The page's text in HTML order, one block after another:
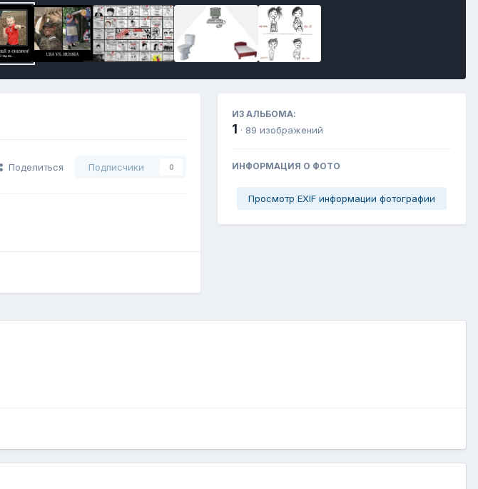
Поделиться Подписчики 0
ИЗ АЛЬБОМА:
1 · 89 изображений
ИНФОРМАЦИЯ О ФОТО
Просмотр EXIF информации фотографии